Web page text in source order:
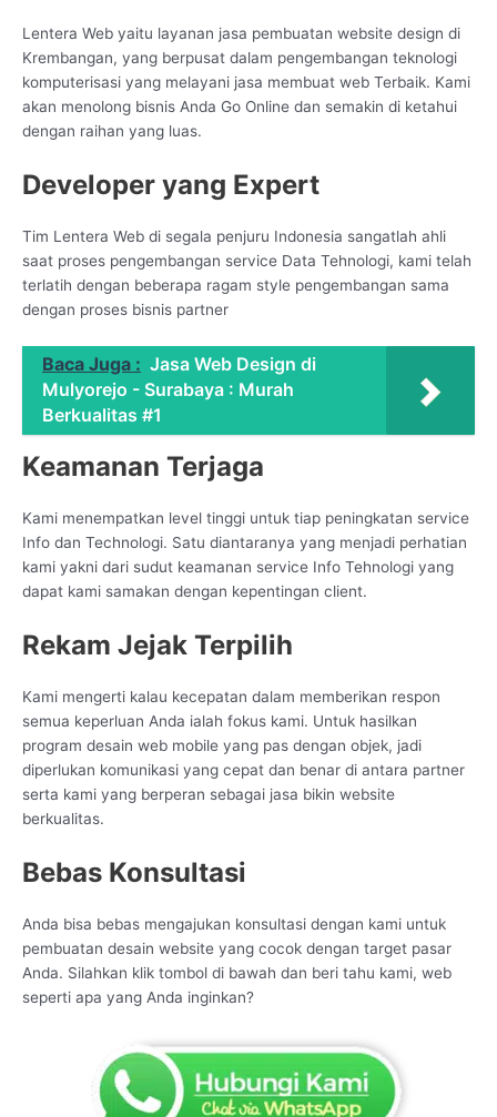
Lentera Web yaitu layanan jasa pembuatan website design di
Krembangan, yang berpusat dalam pengembangan teknologi
komputerisasi yang melayani jasa membuat web Terbaik. Kami
akan menolong bisnis Anda Go Online dan semakin di ketahui
dengan raihan yang luas.
Developer yang Expert
Tim Lentera Web di segala penjuru Indonesia sangatlah ahli
saat proses pengembangan service Data Tehnologi, kami telah
terlatih dengan beberapa ragam style pengembangan sama
dengan proses bisnis partner
Baca Juga : Jasa Web Design di
Mulyorejo - Surabaya : Murah
Berkualitas #1
Keamanan Terjaga
Kami menempatkan level tinggi untuk tiap peningkatan service
Info dan Technologi. Satu diantaranya yang menjadi perhatian
kami yakni dari sudut keamanan service Info Tehnologi yang
dapat kami samakan dengan kepentingan client.
Rekam Jejak Terpilih
Kami mengerti kalau kecepatan dalam memberikan respon
semua keperluan Anda ialah fokus kami. Untuk hasilkan
program desain web mobile yang pas dengan objek, jadi
diperlukan komunikasi yang cepat dan benar di antara partner
serta kami yang berperan sebagai jasa bikin website
berkualitas.
Bebas Konsultasi
Anda bisa bebas mengajukan konsultasi dengan kami untuk
pembuatan desain website yang cocok dengan target pasar
Anda. Silahkan klik tombol di bawah dan beri tahu kami, web
seperti apa yang Anda inginkan?